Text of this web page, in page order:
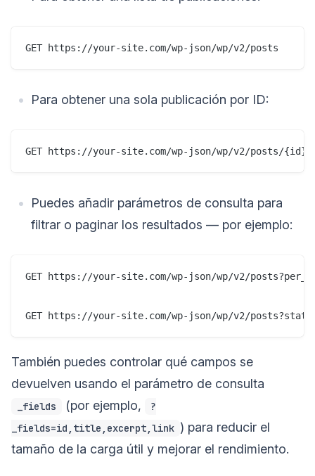
Para obtener una sola publicación por ID:
Puedes añadir parámetros de consulta para
filtrar o paginar los resultados — por ejemplo:
GET https://your-site.com/wp-json/wp/v2/
También puedes controlar qué campos se
devuelven usando el parámetro de consulta
_fields (por ejemplo,
?
_fields=id,title,excerpt,link ) para reducir el
tamaño de la carga útil y mejorar el rendimiento.